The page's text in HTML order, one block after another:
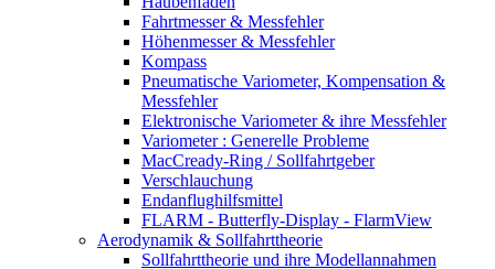
Fahrtmesser & Messfehler
Höhenmesser & Messfehler
Kompass
Pneumatische Variometer, Kompensation &
Messfehler
Elektronische Variometer & ihre Messfehler
Variometer : Generelle Probleme
MacCready-Ring / Sollfahrtgeber
Verschlauchung
Endanflughilfsmittel
FLARM - Butterfly-Display - FlarmView
Aerodynamik & Sollfahrttheorie
Sollfahrttheorie und ihre Modellannahmen